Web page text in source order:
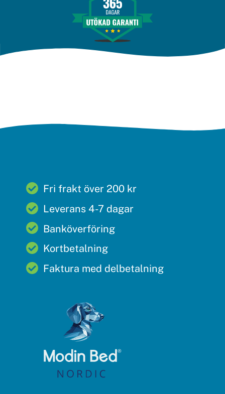
Fri frakt över 200 kr
Leverans 4-7 dagar
Banköverföring
Kortbetalning
Faktura med delbetalning